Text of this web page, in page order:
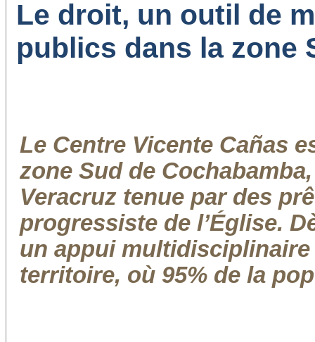
Le droit, un outil de
publics dans la zone
Le Centre Vicente Cañas
zone Sud de
Veracruz tenue par des
progressiste de l’Église.
un appui
territoire, où 95% de la